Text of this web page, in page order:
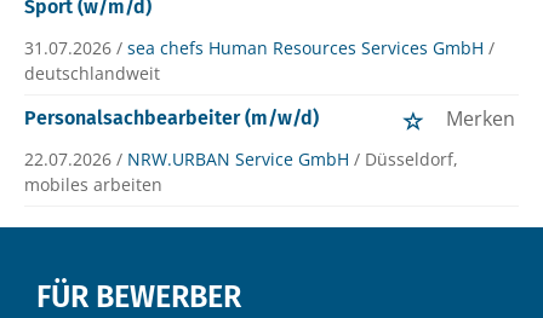
Sport (w/m/d)
31.07.2026 / sea chefs Human Resources Services GmbH /
deutschlandweit
Personalsachbearbeiter (m/w/d)
Merken
22.07.2026 / NRW.URBAN Service GmbH / Düsseldorf,
mobiles arbeiten
FÜR BEWERBER